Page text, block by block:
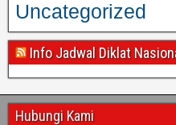
Uncategorized
Info Jadwal Diklat
Hubungi Kami